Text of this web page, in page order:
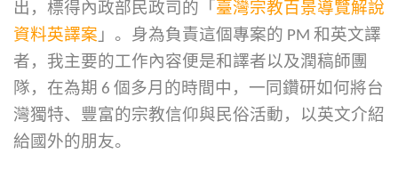
出，標得內政部民政司的「 臺灣宗教百景導覽解說
資料英譯案」。身為負責這個專案的 PM 和英文譯
者，我主要的工作內容便是和譯者以及潤稿師團
隊，在為期 6 個多月的時間中，一同鑽研如何將台
灣獨特、豐富的宗教信仰與民俗活動，以英文介紹
給國外的朋友。